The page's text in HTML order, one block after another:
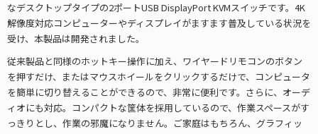
なデスクトップタイプの2ポートUSB DisplayPort KVMスイッチです。4K
解像度対応コンピューターやディスプレイがますます普及している状況を
受け、本製品は開発されました。
従来製品と同様のホットキー操作に加え、ワイヤードリモコンのボタン
を押すだけ、またはマウスホイールをクリックするだけで、コンピュータ
を簡単に切り替えることができるので、非常に便利です。さらに、オーデ
ィオにも対応。コンパクトな筐体を採用しているので、作業スペースがす
っきりとし、作業の邪魔になりません。ご家庭はもちろん、グラフィッ